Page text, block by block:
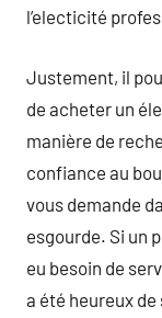
l’electicité
Justement, il
de acheter un
manière de
confiance au
vous demande
esgourde. Si un
eu besoin de
a été heureux